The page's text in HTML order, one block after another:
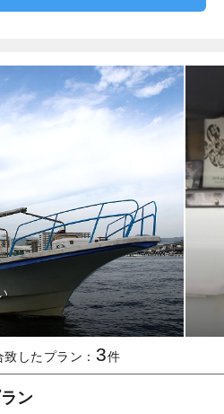
したプラン： 3件
ン